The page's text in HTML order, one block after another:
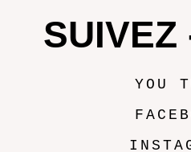
SUIVEZ
YOU